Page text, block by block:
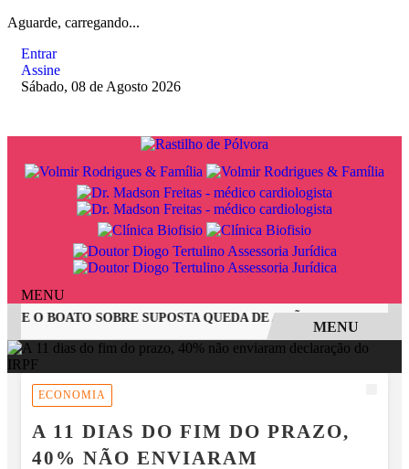
Aguarde, carregando...
Entrar
Assine
Sábado, 08 de Agosto 2026
MENU
O BOATO SOBRE SUPOSTA QUEDA DE AVIÃO COM JOVENS
MENU
ECONOMIA
A 11 DIAS DO FIM DO PRAZO,
40% NÃO ENVIARAM